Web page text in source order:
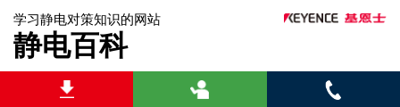
学习静电对策知识的网站
静电百科